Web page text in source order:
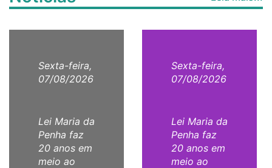
Sexta-feira,
07/08/2026
Lei Maria da
Penha faz
20 anos em
meio ao
Sexta-feira,
07/08/2026
Lei Maria da
Penha faz
20 anos em
meio ao